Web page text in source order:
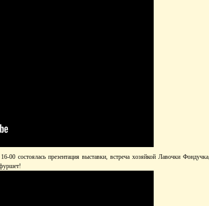
00 состоялась презентация выставки, встреча хозяйкой Лавочки Фондучка,